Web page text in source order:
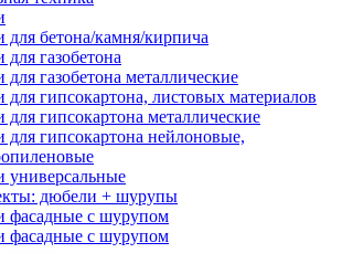
для бетона/камня/кирпича
газобетона
газобетона металлические
гипсокартона, листовых материалов
гипсокартона металлические
для гипсокартона нейлоновые,
универсальные
дюбели + шурупы
фасадные с шурупом
фасадные с шурупом